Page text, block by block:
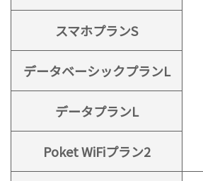
スマホプランS
データベーシックプランL
データプランL
Poket WiFiプラン2